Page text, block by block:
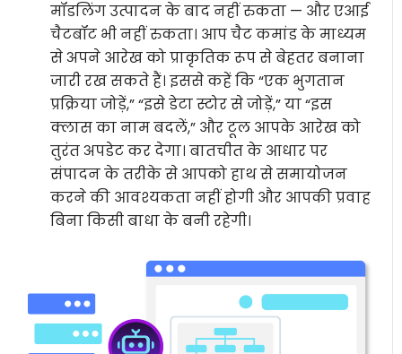
मॉडलिंग उत्पादन के बाद नहीं रुकता — और एआई
चैटबॉट भी नहीं रुकता। आप चैट कमांड के माध्यम
से अपने आरेख को प्राकृतिक रूप से बेहतर बनाना
जारी रख सकते हैं। इससे कहें कि “एक भुगतान
प्रक्रिया जोड़ें,” “इसे डेटा स्टोर से जोड़ें,” या “इस
क्लास का नाम बदलें,” और टूल आपके आरेख को
तुरंत अपडेट कर देगा। बातचीत के आधार पर
संपादन के तरीके से आपको हाथ से समायोजन
करने की आवश्यकता नहीं होगी और आपकी प्रवाह
बिना किसी बाधा के बनी रहेगी।